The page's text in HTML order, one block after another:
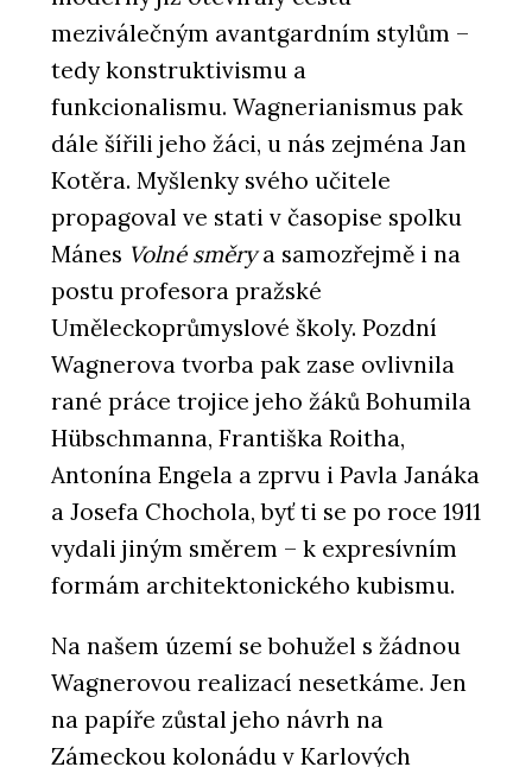
meziválečným avantgardním stylům –
tedy konstruktivismu a
funkcionalismu. Wagnerianismus pak
dále šířili jeho žáci, u nás zejména Jan
Kotěra. Myšlenky svého učitele
propagoval ve stati v časopise spolku
Mánes Volné směrya samozřejmě i na
postu profesora pražské
Uměleckoprůmyslové školy. Pozdní
Wagnerova tvorba pak zase ovlivnila
rané práce trojice jeho žáků Bohumila
Hübschmanna, Františka Roitha,
Antonína Engela a zprvu i Pavla Janáka
a Josefa Chochola, byť ti se po roce 1911
vydali jiným směrem – k expresívním
formám architektonického kubismu.
Na našem území se bohužel s žádnou
Wagnerovou realizací nesetkáme. Jen
na papíře zůstal jeho návrh na
Zámeckou kolonádu v Karlových